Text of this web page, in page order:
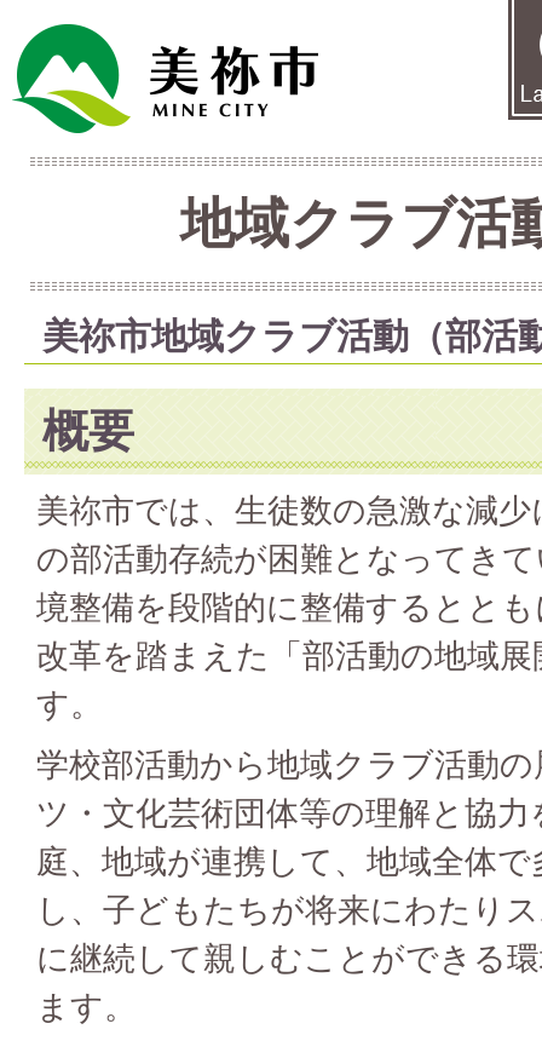
地域クラブ活
美祢市地域クラブ活動（部活
概要
美祢市では、生徒数の急激な減
の部活動存続が困難となってき
境整備を段階的に整備するとと
改革を踏まえた「部活動の地域
す。
学校部活動から地域クラブ活動
ツ・文化芸術団体等の理解と協
庭、地域が連携して、地域全体
し、子どもたちが将来にわたり
に継続して親しむことができる
ます。